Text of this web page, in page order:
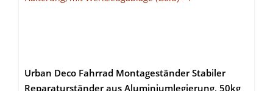
Urban Deco Fahrrad Montageständer Stabiler
Reparaturständer aus Aluminiumlegierung, 50kg